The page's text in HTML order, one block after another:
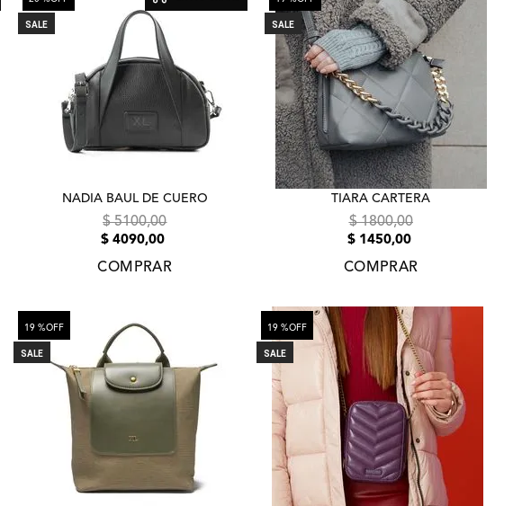
NADIA BAUL DE CUERO
SALE
$ 5100,00
$ 4090,00
COMPRAR
TIARA CARTERA
SALE
$ 1800,00
$ 1450,00
COMPRAR
SALE
19 %OFF
SALE
19 %OFF